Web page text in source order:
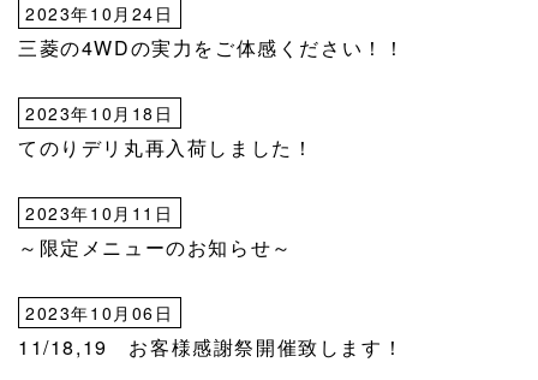
2023年10月24日
三菱の4WDの実力をご体感ください！！
2023年10月18日
てのりデリ丸再入荷しました！
2023年10月11日
～限定メニューのお知らせ～
2023年10月06日
11/18,19 お客様感謝祭開催致します！